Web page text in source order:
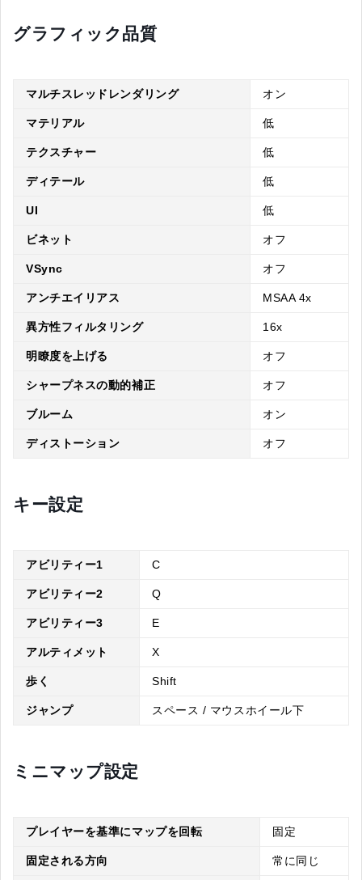
グラフィック品質
マルチスレッドレンダリング オン
マテリアル 低
テクスチャー 低
ディテール 低
UI 低
ビネット オフ
VSync オフ
アンチエイリアス MSAA 4x
異方性フィルタリング 16x
明瞭度を上げる オフ
シャープネスの動的補正 オフ
ブルーム オン
ディストーション オフ
キー設定
アビリティー1 C
アビリティー2 Q
アビリティー3 E
アルティメット X
歩く Shift
ジャンプ スペース / マウスホイール下
ミニマップ設定
プレイヤーを基準にマップを回転 固定
固定される方向 常に同じ